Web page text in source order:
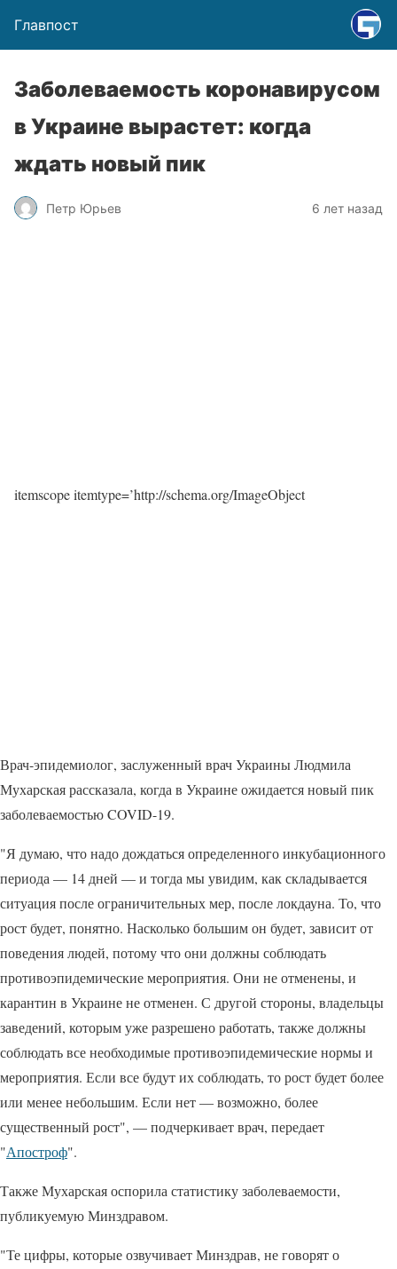
Главпост
Заболеваемость коронавирусом
в Украине вырастет: когда
ждать новый пик
Петр Юрьев 6 лет назад
itemscope itemtype=’http://schema.org/ImageObject
Врач-эпидемиолог, заслуженный врач Украины Людмила
Мухарская рассказала, когда в Украине ожидается новый пик
заболеваемостью COVID-19.
"Я думаю, что надо дождаться определенного инкубационного
периода — 14 дней — и тогда мы увидим, как складывается
ситуация после ограничительных мер, после локдауна. То, что
рост будет, понятно. Насколько большим он будет, зависит от
поведения людей, потому что они должны соблюдать
противоэпидемические мероприятия. Они не отменены, и
карантин в Украине не отменен. С другой стороны, владельцы
заведений, которым уже разрешено работать, также должны
соблюдать все необходимые противоэпидемические нормы и
мероприятия. Если все будут их соблюдать, то рост будет более
или менее небольшим. Если нет — возможно, более
существенный рост", — подчеркивает врач, передает
"Апостроф".
Также Мухарская оспорила статистику заболеваемости,
публикуемую Минздравом.
"Те цифры, которые озвучивает Минздрав, не говорят о